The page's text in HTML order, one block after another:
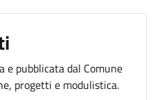
e pubblicata dal Comune
progetti e modulistica.